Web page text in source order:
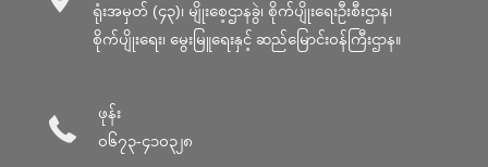
ရုံးအမှတ် (၄၃)၊ မျိုးစေ့ဌာနခွဲ၊ စိုက်ပျိုးရေးဦးစီးဌာန၊
စိုက်ပျိုးရေး၊ မွေးမြူရေးနှင့် ဆည်မြောင်း၀န်ကြီးဌာန။
ဖုန်း
၀၆၇၃-၄၁၀၃၂၈